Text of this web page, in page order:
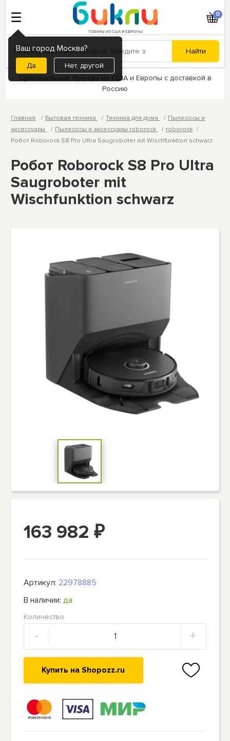
Ваш город Москва?
Нет, другой
0
Оригинальные бренды из США и Европы с доставкой в
Россию
Главная Бытовая техника Техника для дома
Пылесосы и
аксессуары
Пылесосы и аксессуары roborock
roborock
Робот Roborock S8 Pro Ultra Saugroboter mit Wischfunktion schwarz
Робот Roborock S8 Pro Ultra
Saugroboter mit
Wischfunktion schwarz
163 982₽
Артикул: 22978885
В наличии:да
Количество
- +
Купить на Shopozz.ru